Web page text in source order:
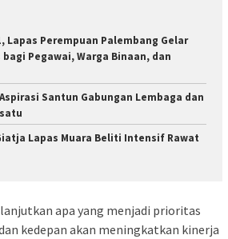
Lapas Perempuan Palembang Gelar
Pegawai, Warga Binaan, dan
Santun Gabungan Lembaga dan
Lapas Muara Beliti Intensif Rawat
apa yang menjadi prioritas
kedepan akan meningkatkan kinerja